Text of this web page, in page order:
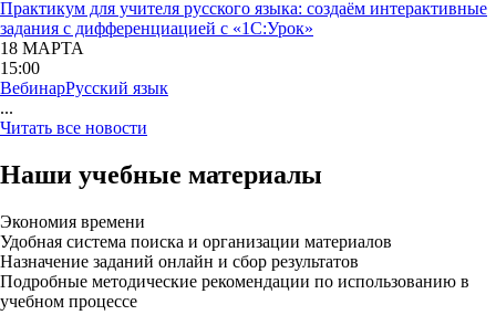
Практикум для учителя русского языка: создаём интерактивные
задания с дифференциацией с «1С:Урок»
18 МАРТА
15:00
ВебинарРусский язык
...
Читать все новости
Наши учебные материалы
Экономия времени
Удобная система поиска и организации материалов
Назначение заданий онлайн и сбор результатов
Подробные методические рекомендации по использованию в
учебном процессе